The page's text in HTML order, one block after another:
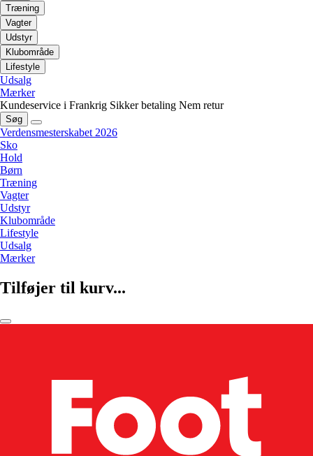
Træning
Vagter
Udstyr
Klubområde
Lifestyle
Udsalg
Mærker
Kundeservice i Frankrig Sikker betaling Nem retur
Søg
Verdensmesterskabet 2026
Sko
Hold
Børn
Træning
Vagter
Udstyr
Klubområde
Lifestyle
Udsalg
Mærker
Tilføjer til kurv...